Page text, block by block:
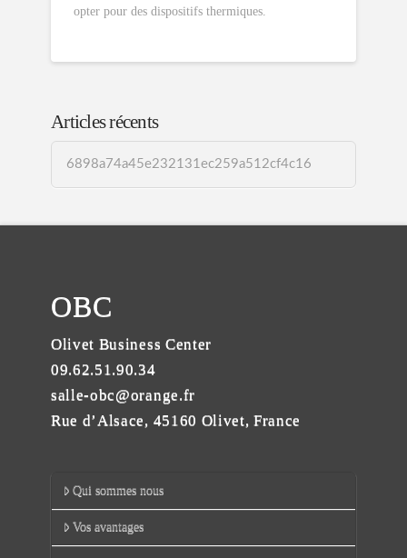
opter pour des dispositifs thermiques.
Articles récents
6898a74a45e232131ec259a512cf4c16
OBC
Olivet Business Center
09.62.51.90.34
salle-obc@orange.fr
Rue d’Alsace, 45160 Olivet, France
Qui sommes nous
Vos avantages